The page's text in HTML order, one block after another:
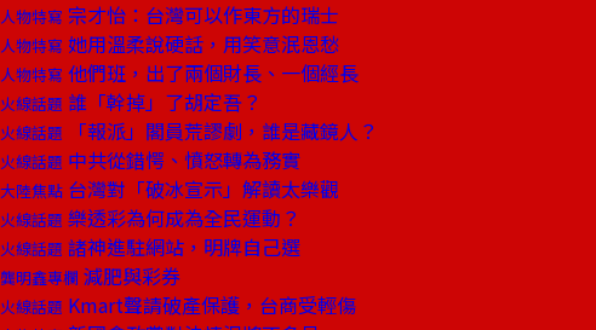
人物特寫 宗才怡：台灣可以作東方的瑞士
人物特寫 她用溫柔說硬話，用笑意泯恩愁
人物特寫 他們班，出了兩個財長、一個經長
火線話題 誰「幹掉」了胡定吾？
火線話題 「報派」閣員荒謬劇，誰是藏鏡人？
火線話題 中共從錯愕、憤怒轉為務實
大陸焦點 台灣對「破冰宣示」解讀太樂觀
火線話題 樂透彩為何成為全民運動？
火線話題 諸神進駐網站，明牌自己選
龔明鑫專欄 減肥與彩券
火線話題 Kmart聲請破產保護，台商受輕傷